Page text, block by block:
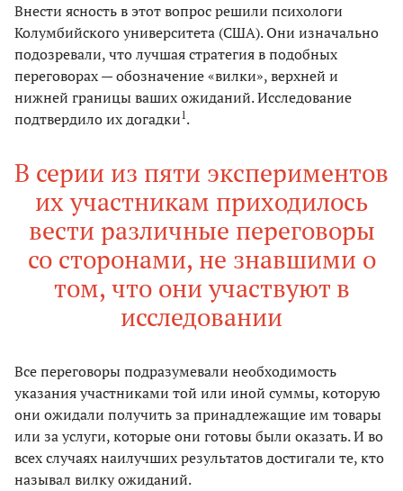
Внести ясность в этот вопрос решили психологи
Колумбийского университета (США). Они изначально
подозревали, что лучшая стратегия в подобных
переговорах — обозначение «вилки», верхней и
нижней границы ваших ожиданий. Исследование
подтвердило их догадки1.
В серии из пяти экспериментов
их участникам приходилось
вести различные переговоры
со сторонами, не знавшими о
том, что они участвуют в
исследовании
Все переговоры подразумевали необходимость
указания участниками той или иной суммы, которую
они ожидали получить за принадлежащие им товары
или за услуги, которые они готовы были оказать. И во
всех случаях наилучших результатов достигали те, кто
называл вилку ожиданий.